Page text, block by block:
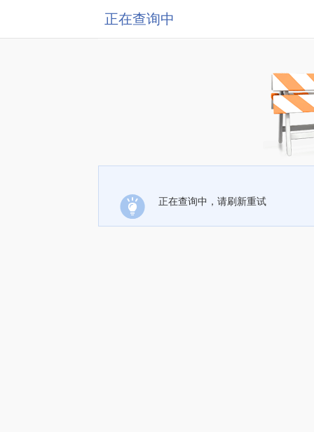
正在查询中
正在查询中，请刷新重试